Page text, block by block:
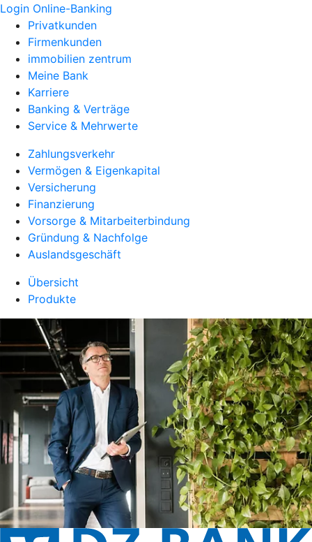
Login Online-Banking
Privatkunden
Firmenkunden
immobilien zentrum
Meine Bank
Karriere
Banking & Verträge
Service & Mehrwerte
Zahlungsverkehr
Vermögen & Eigenkapital
Versicherung
Finanzierung
Vorsorge & Mitarbeiterbindung
Gründung & Nachfolge
Auslandsgeschäft
Übersicht
Produkte